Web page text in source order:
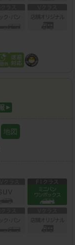
地図